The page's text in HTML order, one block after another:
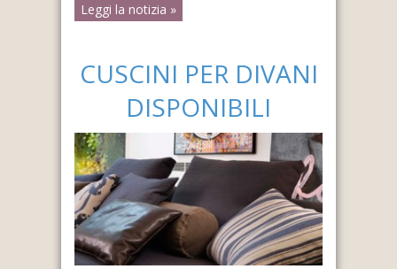
Leggi la notizia »
CUSCINI PER DIVANI
DISPONIBILI